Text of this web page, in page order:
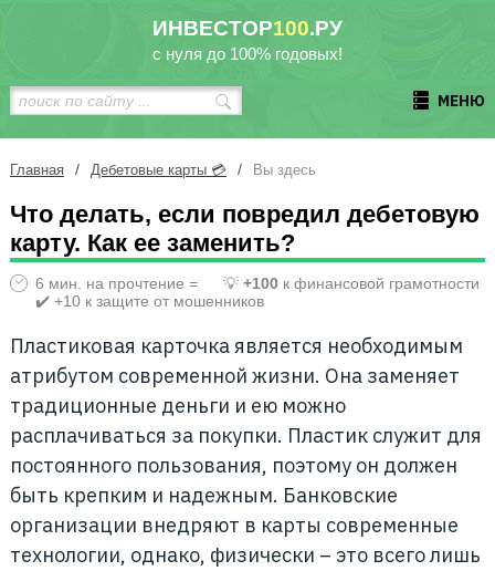
ИНВЕСТОР100.РУ
с нуля до 100% годовых!
МЕНЮ
Главная / Дебетовые карты 💳 / Вы здесь
Что делать, если повредил дебетовую
карту. Как ее заменить?
6 мин. на прочтение = 💡 +100к финансовой грамотности
✔️ +10 к защите от мошенников
Пластиковая карточка является необходимым
атрибутом современной жизни. Она заменяет
традиционные деньги и ею можно
расплачиваться за покупки. Пластик служит для
постоянного пользования, поэтому он должен
быть крепким и надежным. Банковские
организации внедряют в карты современные
технологии, однако, физически – это всего лишь